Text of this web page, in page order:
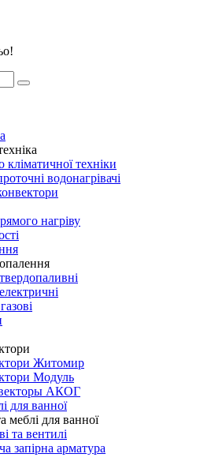
кліматичної техніки
водонагрівачі
нагріву
Житомир
Модуль
АКОГ
для ванної
меблі для ванної
та вентилі
запірна арматура